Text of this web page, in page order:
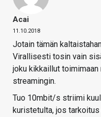
Acai
11.10.2018
Jotain tämän
Virallisesti tosin vain
joku kikkaillut
streamingin.
Tuo 10mbit/s striimi
kuristetulta, jos